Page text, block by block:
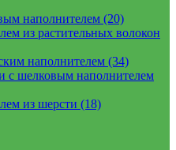
наполнителем (20)
из растительных волокон
наполнителем (34)
с шелковым наполнителем
из шерсти (18)